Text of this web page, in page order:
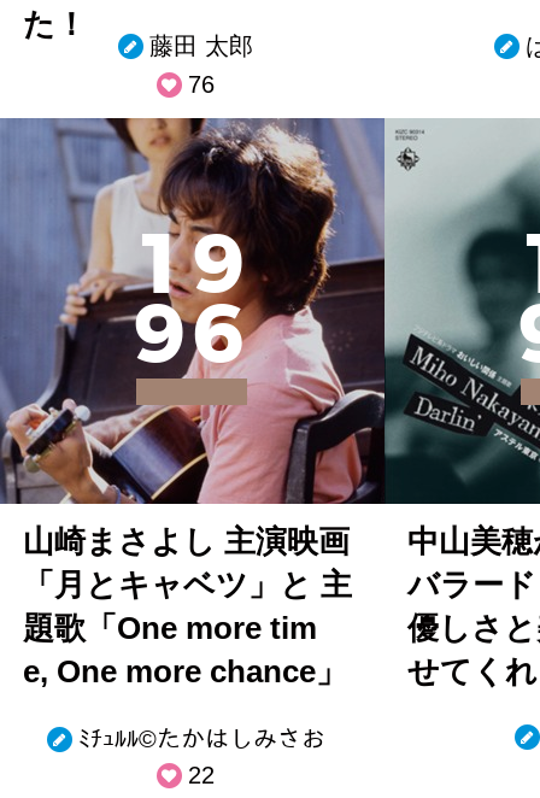
た！
藤田 太郎
76
19
96
山崎まさよし 主演映画
「月とキャベツ」と 主
題歌「One more tim
e, One more chance」
ﾐﾁｭﾙﾙ©︎たかはしみさお
22
中山美
バラー
優しさ
せてく